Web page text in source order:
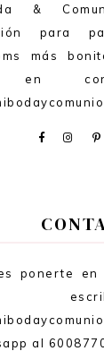
&
para
más
en
ponerte en
al